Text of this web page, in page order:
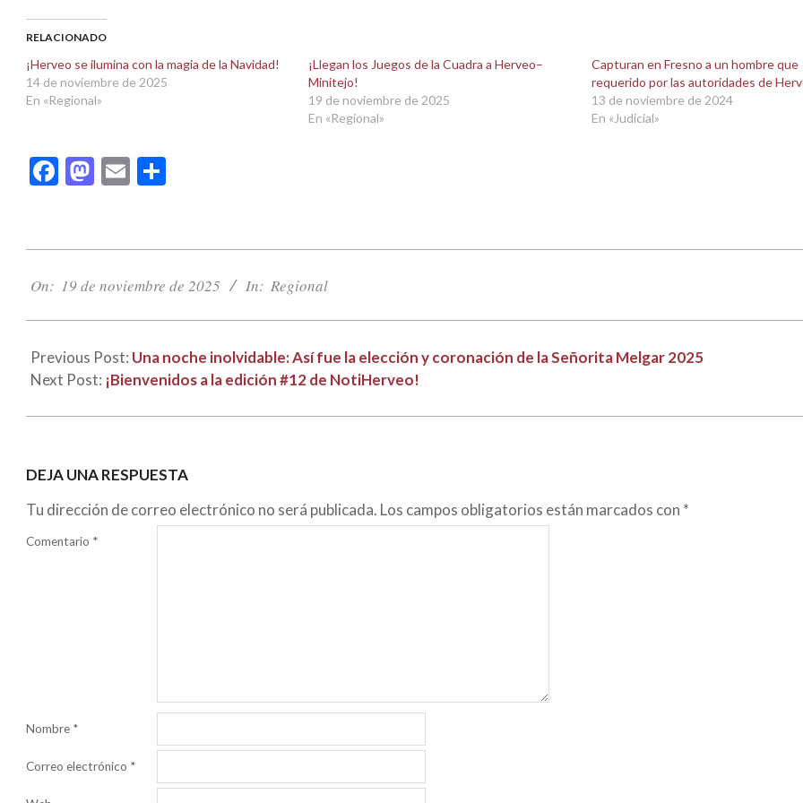
(Se
abre
una
ventana
nueva)
(Se
abre
una
ventana
nueva)
RELACIONADO
¡Herveo se ilumina con la magia de la Navidad!
14 de noviembre de 2025
En «Regional»
¡Llegan los Juegos de la Cuadra a Herveo–
Minitejo!
19 de noviembre de 2025
En «Regional»
Capturan en Fresno a un hombre que
requerido por las autoridades de
13 de noviembre de 2024
En «Judicial»
Facebook
Mastodon
Email
11-
On: 19 de noviembre de 2025 In: Regional
Previous Post: Una noche inolvidable: Así fue la elección y coronación de la Señorita Melgar 2025
Next Post: ¡Bienvenidos a la edición #12 de NotiHerveo!
DEJA UNA RESPUESTA
Tu dirección de correo electrónico no será publicada. Los campos obligatorios están marcados con *
Comentario *
Nombre *
Correo electrónico *